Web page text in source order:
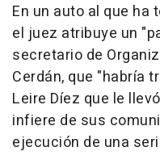
En un auto al que ha
el juez atribuye un
secretario de
Cerdán, que "habría
Leire Díez que le
infiere de sus
ejecución de una